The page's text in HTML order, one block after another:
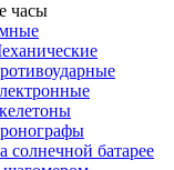
часы
солнечной батарее